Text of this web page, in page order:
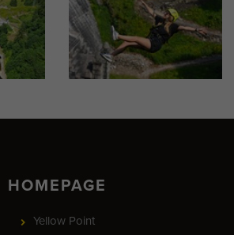
HOMEPAGE
Yellow Point